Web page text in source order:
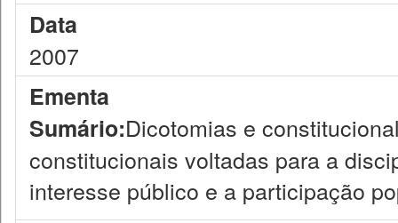
Data
2007
Ementa
Sumário:Dicotomias e
constitucionais voltadas para a
interesse público e a participação